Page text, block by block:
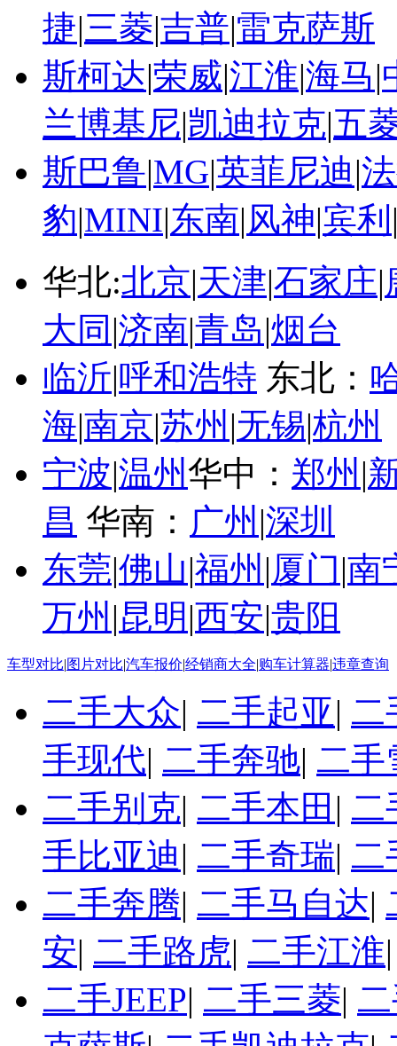
捷|三菱|吉普|雷克萨斯
斯柯达|荣威|江淮|海马|
兰博基尼|凯迪拉克|五
斯巴鲁|MG|英菲尼迪|
豹|MINI|东南|风神|宾利
华北:北京|天津|石家庄|
大同 |济南|青岛|烟台
临沂|呼和浩特 东北：
海|南京|苏州 |无锡|杭州
宁波|温州华中： 郑州 |
昌 华南： 广州 |深圳
东莞|佛山|福州 |厦门|南
万州 |昆明 |西安|贵阳
车型对比|图片对比|汽车报价|经销商大全|购车计算器|违章查询
二手大众| 二手起亚| 二
手现代| 二手奔驰| 二手
二手别克| 二手本田 | 二
手比亚迪| 二手奇瑞| 二
二手奔腾| 二手马自达|
安| 二手路虎| 二手江淮
二手JEEP| 二手三菱|